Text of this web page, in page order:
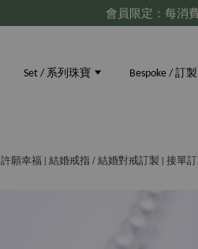
會員限定：每消
Set / 系列珠寶 Bespoke / 訂製
許願幸福 | 結婚戒指 / 結婚對戒訂製 | 接單